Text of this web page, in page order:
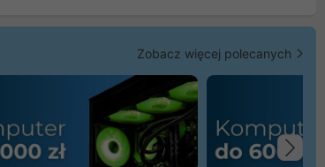
Zobacz więcej polecanych